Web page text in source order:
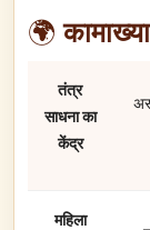
🌍
तंत्र
साधना का
केंद्र
महिला